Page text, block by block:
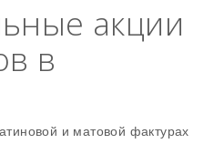
акции
в
и матовой фактурах